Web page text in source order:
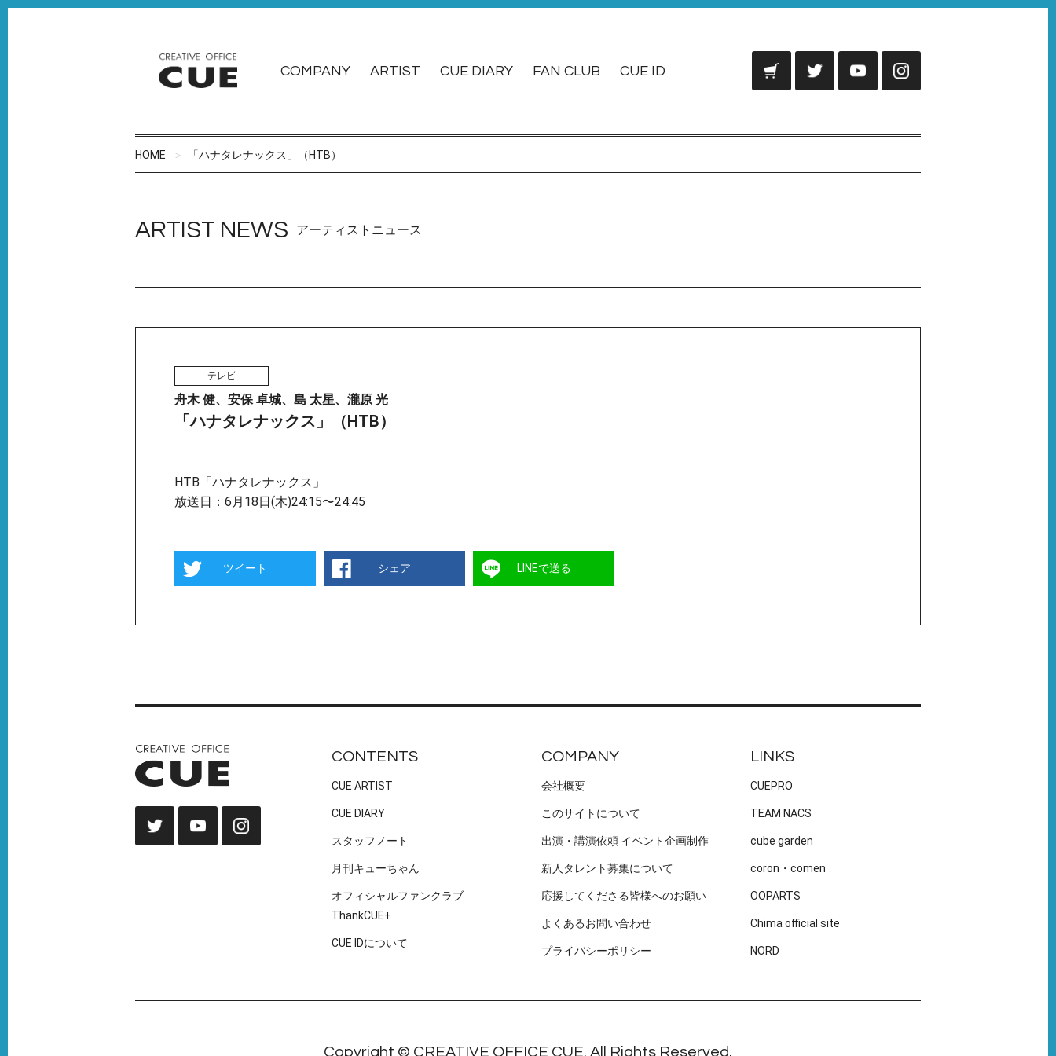
COMPANY ARTIST CUE DIARY FAN CLUB CUE ID
HOME 「ハナタレナックス」（HTB）
ARTIST NEWS アーティストニュース
テレビ
舟木 健、 安保 卓城、 島 太星、 瀧原 光
「ハナタレナックス」（HTB）
HTB「ハナタレナックス」
放送日：6月18日(木)24:15〜24:45
ツイート シェア LINEで送る
CONTENTS
CUE ARTIST
CUE DIARY
スタッフノート
月刊キューちゃん
オフィシャルファンクラブ
ThankCUE+
CUE IDについて
COMPANY
会社概要
このサイトについて
出演・講演依頼 イベント企画制作
新人タレント募集について
応援してくださる皆様へのお願い
よくあるお問い合わせ
プライバシーポリシー
LINKS
CUEPRO
TEAM NACS
cube garden
coron・comen
OOPARTS
Chima official site
NORD
Copyright © CREATIVE OFFICE CUE. All Rights Reserved.